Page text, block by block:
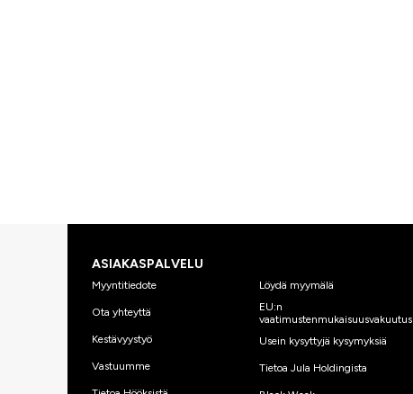
ASIAKASPALVELU
Myyntitiedote
Ota yhteyttä
Kestävyystyö
Vastuumme
Löydä myymälä
EU:n
vaatimustenmukaisuusvakuutus
Usein kysyttyjä kysymyksiä
Tietoa Jula Holdingista